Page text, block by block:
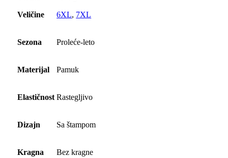
Veličine 6XL, 7XL
Sezona Proleće-leto
Materijal Pamuk
Elastičnost Rastegljivo
Dizajn Sa štampom
Kragna Bez kragne